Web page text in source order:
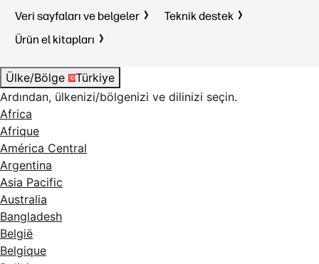
Veri sayfaları ve belgeler
Teknik destek
Ürün el kitapları
Ülke/Bölge
Türkiye
Ardından, ülkenizi/bölgenizi ve dilinizi seçin.
Africa
Afrique
América Central
Argentina
Asia Pacific
Australia
Bangladesh
België
Belgique